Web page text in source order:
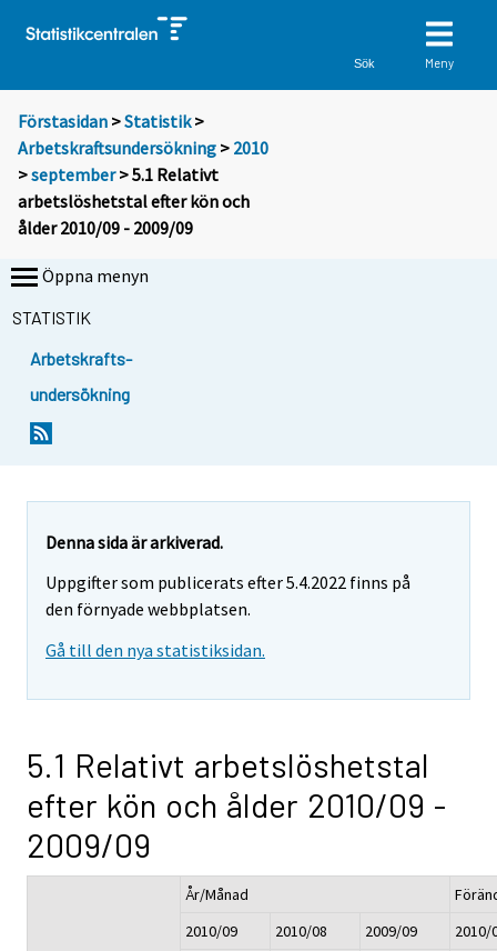
Sök Meny
Förstasidan >Statistik >
Arbetskraftsundersökning > 2010
>september> 5.1 Relativt
arbetslöshetstal efter kön och
ålder 2010/09 - 2009/09
Öppna menyn
STATISTIK
Arbetskrafts-
undersökning
Denna sida är arkiverad.
Uppgifter som publicerats efter 5.4.2022 finns på
den förnyade webbplatsen.
Gå till den nya statistiksidan.
5.1 Relativt arbetslöshetstal
efter kön och ålder 2010/09 -
2009/09
År/Månad
2010/09
2010/08 2009/09
2010/